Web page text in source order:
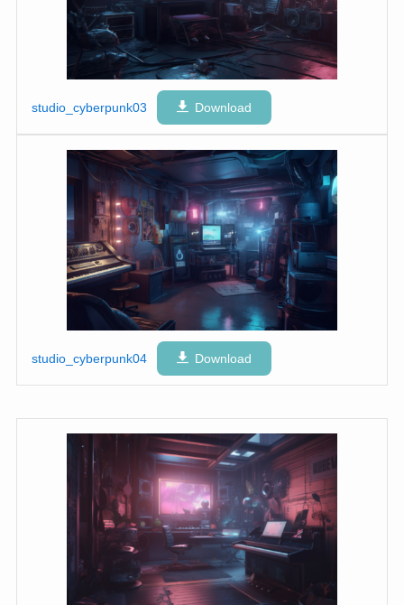
studio_cyberpunk03 Download
studio_cyberpunk04 Download